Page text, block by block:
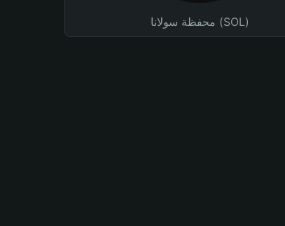
محفظة سولانا (SOL)